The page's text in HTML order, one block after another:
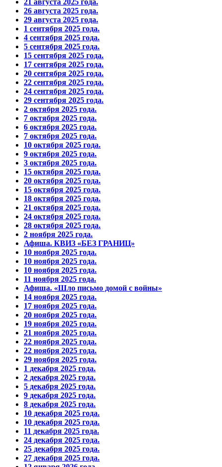
26 августа 2025 года.
29 августа 2025 года.
1 сентября 2025 года.
4 сентября 2025 года.
5 сентября 2025 года.
15 сентября 2025 года.
17 сентября 2025 года.
20 сентября 2025 года.
22 сентября 2025 года.
24 сентября 2025 года.
29 сентября 2025 года.
2 октября 2025 года.
7 октября 2025 года.
6 октября 2025 года.
7 октября 2025 года.
10 октября 2025 года.
9 октября 2025 года.
3 октября 2025 года.
15 октября 2025 года.
20 октября 2025 года.
15 октября 2025 года.
18 октября 2025 года.
21 октября 2025 года.
24 октября 2025 года.
28 октября 2025 года.
2 ноября 2025 года.
Афиша. КВИЗ «БЕЗ ГРАНИЦ»
10 ноября 2025 года.
10 ноября 2025 года.
10 ноября 2025 года.
11 ноября 2025 года.
Афиша. «Шло письмо домой с войны»
14 ноября 2025 года.
17 ноября 2025 года.
20 ноября 2025 года.
19 ноября 2025 года.
21 ноября 2025 года.
22 ноября 2025 года.
22 ноября 2025 года.
29 ноября 2025 года.
1 декабря 2025 года.
2 декабря 2025 года.
5 декабря 2025 года.
9 декабря 2025 года.
8 декабря 2025 года.
10 декабря 2025 года.
10 декабря 2025 года.
11 декабря 2025 года.
24 декабря 2025 года.
25 декабря 2025 года.
27 декабря 2025 года.